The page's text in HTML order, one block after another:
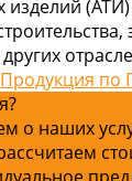
изделий
по
о наших